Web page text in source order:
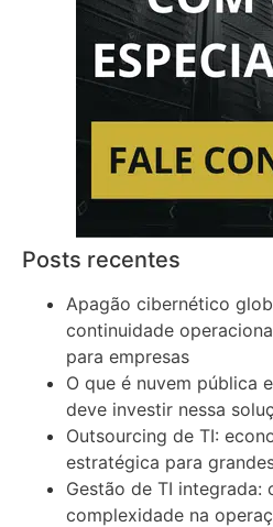
Posts recentes
Apagão cibernético
continuidade
para empresas
O que é nuvem pública
deve investir nessa
Outsourcing de TI:
estratégica para
Gestão de TI integrada:
complexidade na